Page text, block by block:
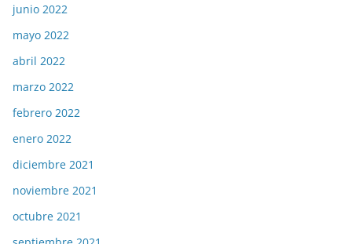
junio 2022
mayo 2022
abril 2022
marzo 2022
febrero 2022
enero 2022
diciembre 2021
noviembre 2021
octubre 2021